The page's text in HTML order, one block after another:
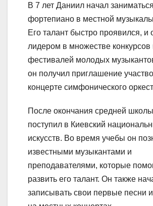
В 7 лет Даниил начал
фортепиано в местной
Его талант быстро проявился, и
лидером в множестве конкурсов
фестивалей молодых
он получил приглашение
концерте симфонического
После окончания средней
поступил в Киевский
искусств. Во время учебы он
известными музыкантами и
преподавателями, которые
развить его талант. Он также
записывать свои первые песни